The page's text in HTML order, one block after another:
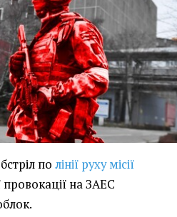
по лінії руху місії
провокації на ЗАЕС